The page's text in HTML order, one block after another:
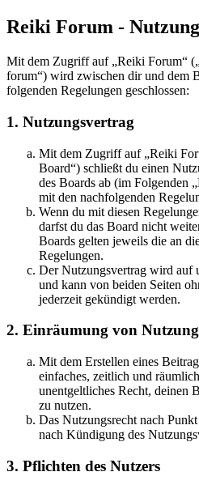
Reiki Forum -
Mit dem Zugriff auf „Reiki Forum“
forum“) wird zwischen dir und dem
folgenden Regelungen geschlossen:
1. Nutzungsvertrag
Mit dem Zugriff auf „Reiki
Board“) schließt du einen
des Boards ab (im Folgenden
mit den nachfolgenden
Wenn du mit diesen
darfst du das Board nicht
Boards gelten jeweils die an
Regelungen.
Der Nutzungsvertrag wird auf
und kann von beiden Seiten
jederzeit gekündigt werden.
2. Einräumung von
Mit dem Erstellen eines
einfaches, zeitlich und
unentgeltliches Recht, deinen
zu nutzen.
Das Nutzungsrecht nach
nach Kündigung des
3. Pflichten des Nutzers